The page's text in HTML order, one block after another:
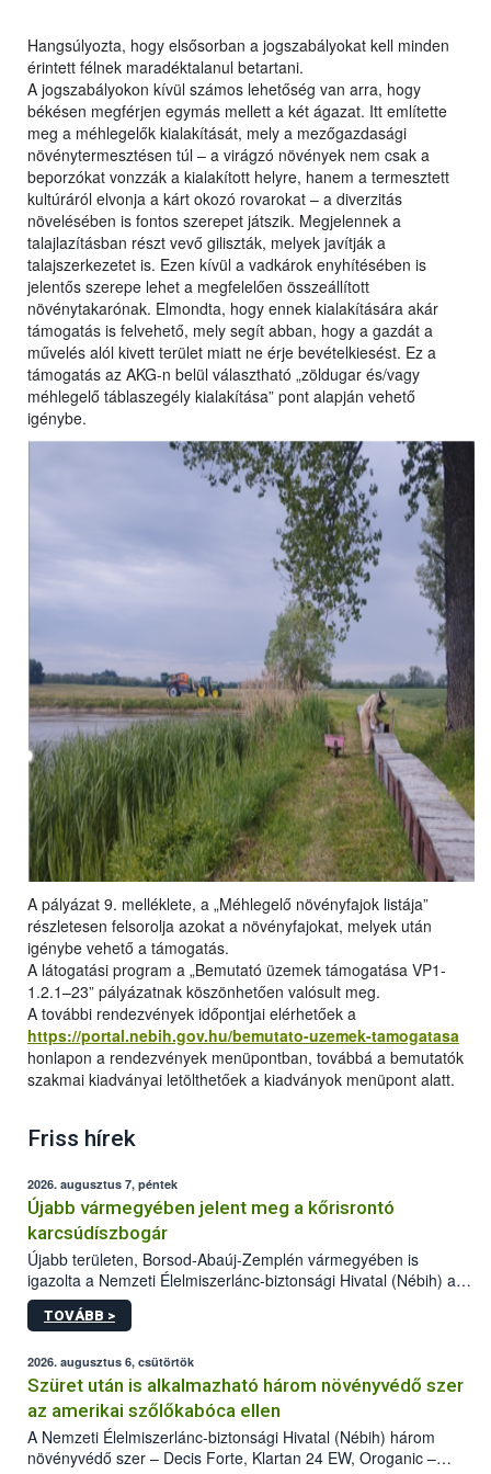
Hangsúlyozta, hogy elsősorban a jogszabályokat kell minden
érintett félnek maradéktalanul betartani.
A jogszabályokon kívül számos lehetőség van arra, hogy
békésen megférjen egymás mellett a két ágazat. Itt említette
meg a méhlegelők kialakítását, mely a mezőgazdasági
növénytermesztésen túl – a virágzó növények nem csak a
beporzókat vonzzák a kialakított helyre, hanem a termesztett
kultúráról elvonja a kárt okozó rovarokat – a diverzitás
növelésében is fontos szerepet játszik. Megjelennek a
talajlazításban részt vevő giliszták, melyek javítják a
talajszerkezetet is. Ezen kívül a vadkárok enyhítésében is
jelentős szerepe lehet a megfelelően összeállított
növénytakarónak. Elmondta, hogy ennek kialakítására akár
támogatás is felvehető, mely segít abban, hogy a gazdát a
művelés alól kivett terület miatt ne érje bevételkiesést. Ez a
támogatás az AKG-n belül választható „zöldugar és/vagy
méhlegelő táblaszegély kialakítása” pont alapján vehető
igénybe.
A pályázat 9. melléklete, a „Méhlegelő növényfajok listája”
részletesen felsorolja azokat a növényfajokat, melyek után
igénybe vehető a támogatás.
A látogatási program a „Bemutató üzemek támogatása VP1-
1.2.1–23” pályázatnak köszönhetően valósult meg.
A további rendezvények időpontjai elérhetőek a
https://portal.nebih.gov.hu/bemutato-uzemek-tamogatasa
honlapon a rendezvények menüpontban, továbbá a bemutatók
szakmai kiadványai letölthetőek a kiadványok menüpont alatt.
Friss hírek
2026. augusztus 7, péntek
Újabb vármegyében jelent meg a kőrisrontó
karcsúdíszbogár
Újabb területen, Borsod-Abaúj-Zemplén vármegyében is
igazolta a Nemzeti Élelmiszerlánc-biztonsági Hivatal (Nébih) a
kőrisrontó karcsúdíszbogár (Agrilus planipennis) jelenlétét. A
kártevőt nem csak színcsapdában találták meg, de már fertőzött
az intenzív felderítést, emellett az intézkedéseket a szlovák
hatósággal is összehangolják a terjedés megállítása érdekében.
TOVÁBB >
2026. augusztus 6, csütörtök
Szüret után is alkalmazható három növényvédő szer
az amerikai szőlőkabóca ellen
A Nemzeti Élelmiszerlánc-biztonsági Hivatal (Nébih) három
növényvédő szer – Decis Forte, Klartan 24 EW, Oroganic –